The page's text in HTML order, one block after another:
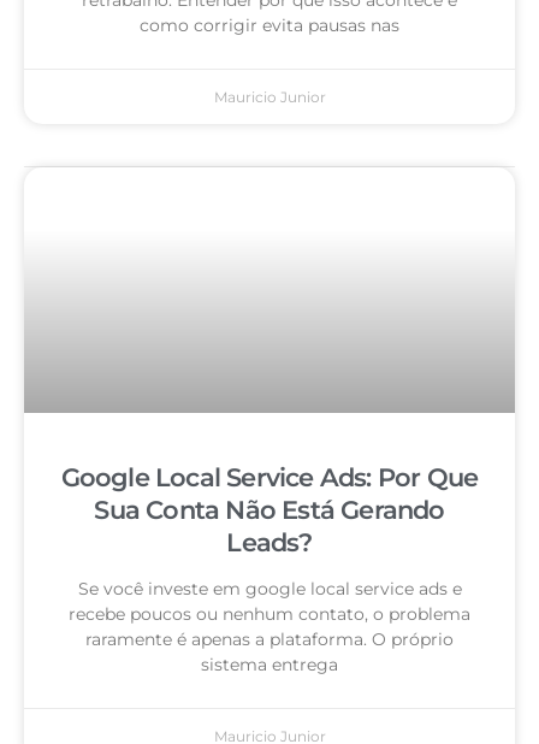
como corrigir evita pausas nas
Mauricio Junior
Google Local Service Ads: Por Que
Sua Conta Não Está Gerando
Leads?
Se você investe em google local service ads e
recebe poucos ou nenhum contato, o problema
raramente é apenas a plataforma. O próprio
sistema entrega
Mauricio Junior